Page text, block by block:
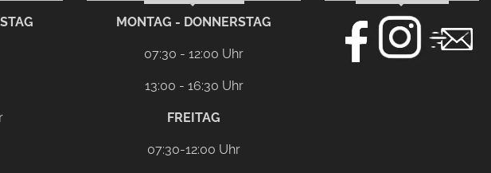
MONTAG - DONNERSTAG
07:30 - 12:00 Uhr
13:00 - 16:30 Uhr
FREITAG
07:30-12:00 Uhr